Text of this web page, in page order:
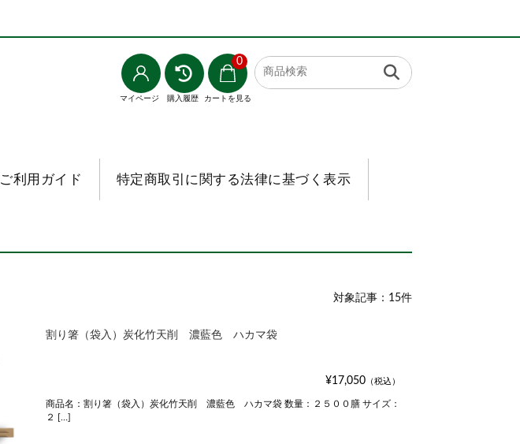
0
カートを見る
購入履歴
マイページ
ご利用ガイド 特定商取引に関する法律に基づく表示
対象記事：15件
割り箸（袋入）炭化竹天削 濃藍色 ハカマ袋
¥17,050 （税込）
商品名：割り箸（袋入）炭化竹天削 濃藍色 ハカマ袋 数量：２５００膳 サイズ：
２ […]